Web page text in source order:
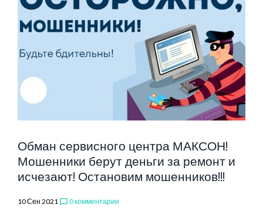
Обман сервисного центра МАКСОН!
Мошенники берут деньги за ремонт и
исчезают! Остановим мошенников!!!
10 Сен 2021 chat_bubble_outline 0 комментарии